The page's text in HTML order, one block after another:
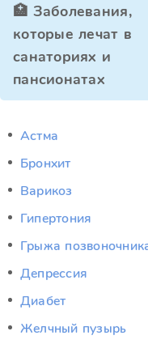
🏥 Заболевания,
которые лечат в
санаториях и
пансионатах
Астма
Бронхит
Варикоз
Гипертония
Грыжа
Депрессия
Диабет
Желчный пузырь